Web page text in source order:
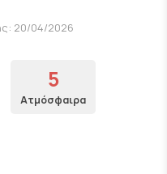
20/04/2026
5
Ατμόσφαιρα